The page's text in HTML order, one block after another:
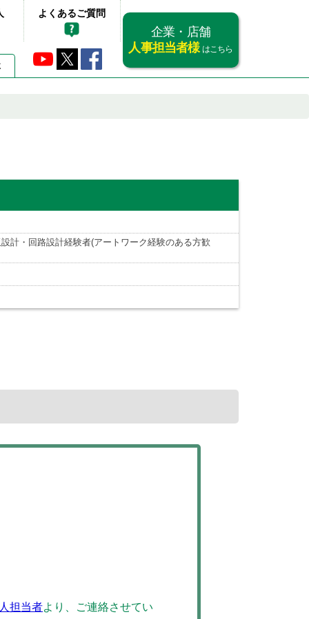
よくあるご質問
企業・店舗
人事担当者様 はこちら
計・回路設計経験者(アートワーク経験のある方歓
担当者より、ご連絡させてい